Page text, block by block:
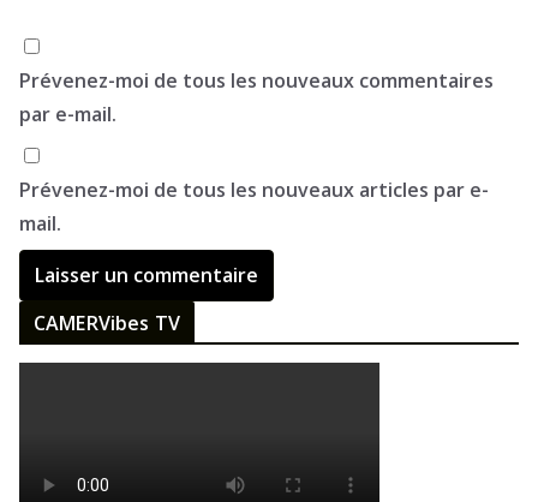
Prévenez-moi de tous les nouveaux commentaires
par e-mail.
Prévenez-moi de tous les nouveaux articles par e-
mail.
CAMERVibes TV